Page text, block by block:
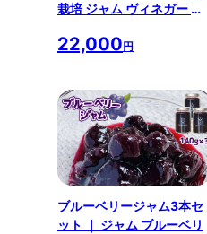
栽培 ジャム ヴィネガー 黒
合わせ 贈答用 山口 美祢市
22,000円
ブルーベリージャム3本セ
ット ｜ ジャム ブルーベリ